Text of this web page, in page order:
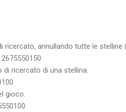
annullando tutte le stelline
2675550150
ricercato di una stellina.
gioco.